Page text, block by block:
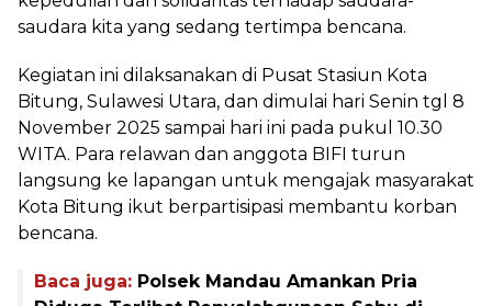
saudara kita yang sedang tertimpa bencana.
Kegiatan ini dilaksanakan di Pusat Stasiun Kota
Bitung, Sulawesi Utara, dan dimulai hari Senin tgl 8
November 2025 sampai hari ini pada pukul 10.30
WITA. Para relawan dan anggota BIFI turun
langsung ke lapangan untuk mengajak masyarakat
Kota Bitung ikut berpartisipasi membantu korban
bencana.
Baca juga: Polsek Mandau Amankan Pria